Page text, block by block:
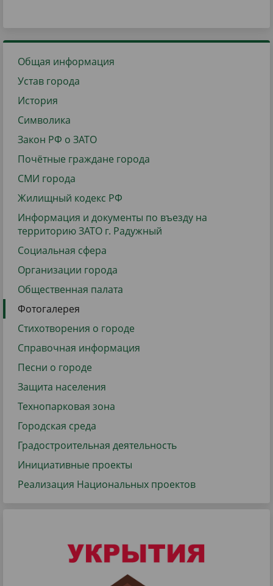
Общая информация
Устав города
История
Символика
Закон РФ о ЗАТО
Почётные граждане города
СМИ города
Жилищный кодекс РФ
Информация и документы по въезду на
территорию ЗАТО г. Радужный
Социальная сфера
Организации города
Общественная палата
Фотогалерея
Стихотворения о городе
Справочная информация
Песни о городе
Защита населения
Технопарковая зона
Городская среда
Градостроительная деятельность
Инициативные проекты
Реализация Национальных проектов